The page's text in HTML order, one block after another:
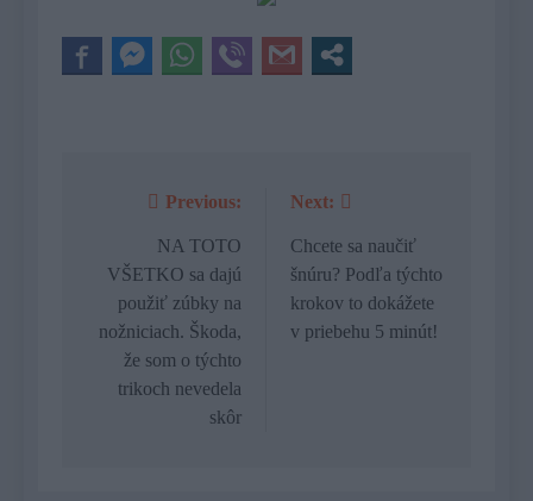
Navigácia
článku
Previous:
NA TOTO
VŠETKO sa dajú
použiť zúbky na
nožniciach. Škoda,
že som o týchto
trikoch nevedela
skôr
Next:
Chcete sa naučiť
šnúru? Podľa týchto
krokov to dokážete
v priebehu 5 minút!